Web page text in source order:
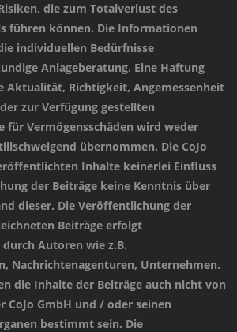
die zum Totalverlust des
führen können. Die Informationen
individuellen Bedürfnisse
Anlageberatung. Eine Haftung
Aktualität, Richtigkeit, Angemessenheit
zur Verfügung gestellten
für Vermögensschäden wird weder
übernommen. Die CoJo
Inhalte keinerlei Einfluss
der Beiträge keine Kenntnis über
dieser. Die Veröffentlichung der
Beiträge erfolgt
Autoren wie z.B.
Nachrichtenagenturen, Unternehmen.
die Inhalte der Beiträge auch nicht von
CoJo GmbH und / oder seinen
bestimmt sein. Die